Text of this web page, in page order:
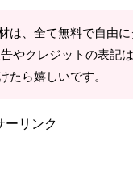
は、全て無料で自由
やクレジットの表記
たら嬉しいです。
ーリンク